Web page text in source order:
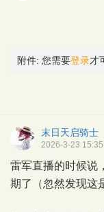
附件: 您需要登录才
末日天启骑士
2026-3-23 15:35
雷军直播的时候说
期了（忽然发现这